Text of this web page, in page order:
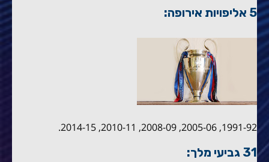
5 אליפויות אירופה:
1991-92, 2005-06, 2008-09, 2010-11, 2014-15.
31 גביעי מלך: